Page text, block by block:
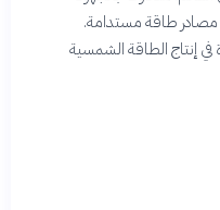
مصادر طاقة مستدامة.
في إنتاج الطاقة الشمسية